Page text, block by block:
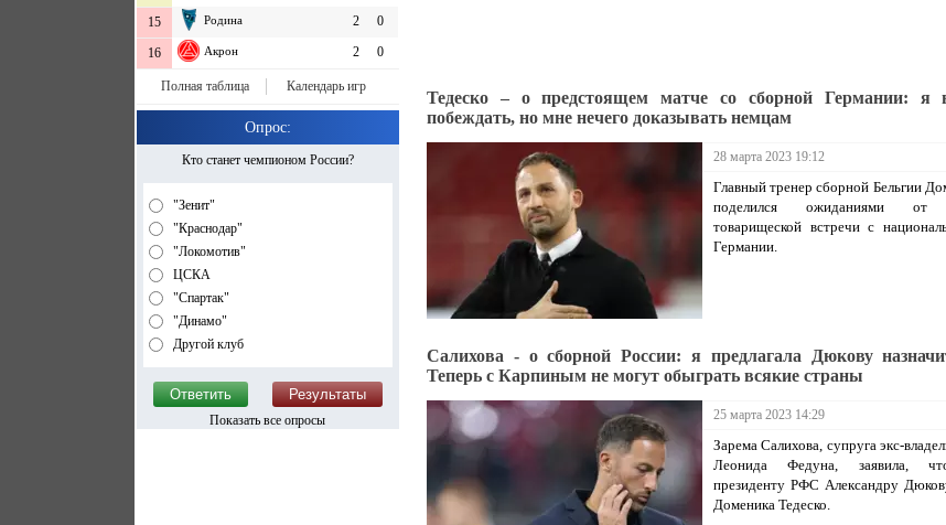
15 Родина 2 0
16 Акрон 2 0
Полная таблица Календарь игр
Опрос:
Кто станет чемпионом России?
"Зенит"
"Краснодар"
"Локомотив"
ЦСКА
"Спартак"
"Динамо"
Другой клуб
Показать все опросы
Тедеско – о предстоящем матче со сборной Германии: я
побеждать, но мне нечего доказывать немцам
28 марта 2023 19:12
Главный тренер сборной Бельгии
поделился ожиданиями от
товарищеской встречи с
Германии.
Салихова - о сборной России: я предлагала Дюкову
Теперь с Карпиным не могут обыграть всякие страны
25 марта 2023 14:29
Зарема Салихова, супруга экс-
Леонида Федуна, заявила,
президенту РФС Александру
Доменика Тедеско.